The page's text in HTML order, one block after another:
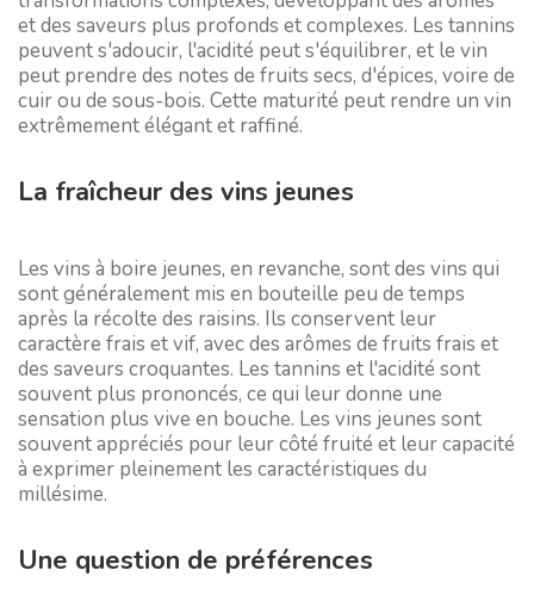
et des saveurs plus profonds et complexes. Les tannins
peuvent s'adoucir, l'acidité peut s'équilibrer, et le vin
peut prendre des notes de fruits secs, d'épices, voire de
cuir ou de sous-bois. Cette maturité peut rendre un vin
extrêmement élégant et raffiné.
La fraîcheur des vins jeunes
Les vins à boire jeunes, en revanche, sont des vins qui
sont généralement mis en bouteille peu de temps
après la récolte des raisins. Ils conservent leur
caractère frais et vif, avec des arômes de fruits frais et
des saveurs croquantes. Les tannins et l'acidité sont
souvent plus prononcés, ce qui leur donne une
sensation plus vive en bouche. Les vins jeunes sont
souvent appréciés pour leur côté fruité et leur capacité
à exprimer pleinement les caractéristiques du
millésime.
Une question de préférences